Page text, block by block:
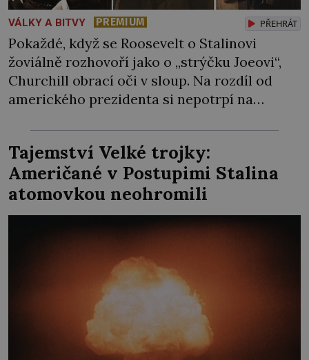
VÁLKY A BITVY PREMIUM PŘEHRÁT
Pokaždé, když se Roosevelt o Stalinovi
žoviálně rozhovoří jako o „strýčku Joeovi“,
Churchill obrací oči v sloup. Na rozdíl od
amerického prezidenta si nepotrpí na
sovětskému diktátorovi nijak poklonkovat.
Mají zrovna společný cíl, tím to začíná a
končí. Nedělá si iluze, že jejich spojenectví
přežije Hitlera… „Země Osy již […]
Tajemství Velké trojky:
Američané v Postupimi Stalina
atomovkou neohromili